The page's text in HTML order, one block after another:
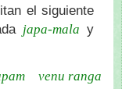
el siguiente
japa-mala y
venu ranga